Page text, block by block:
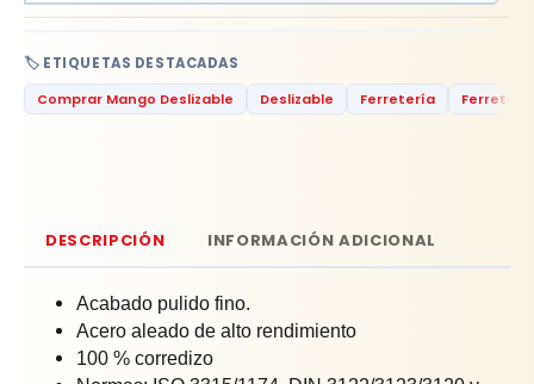
🏷️ ETIQUETAS DESTACADAS
Comprar Mango Deslizable
Deslizable Ferretería
DESCRIPCIÓN INFORMACIÓN ADICIONAL
Acabado pulido fino.
Acero aleado de alto rendimiento
100 % corredizo